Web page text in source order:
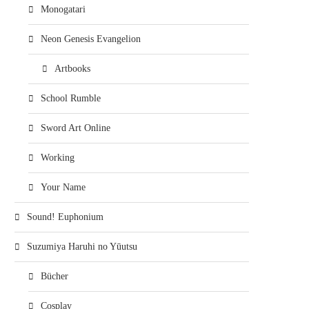
Monogatari
Neon Genesis Evangelion
Artbooks
School Rumble
Sword Art Online
Working
Your Name
Sound! Euphonium
Suzumiya Haruhi no Yūutsu
Bücher
Cosplay